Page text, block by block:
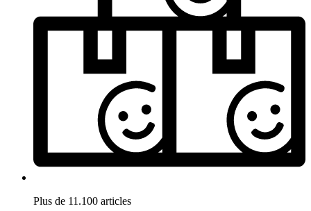
Plus de 11.100 articles